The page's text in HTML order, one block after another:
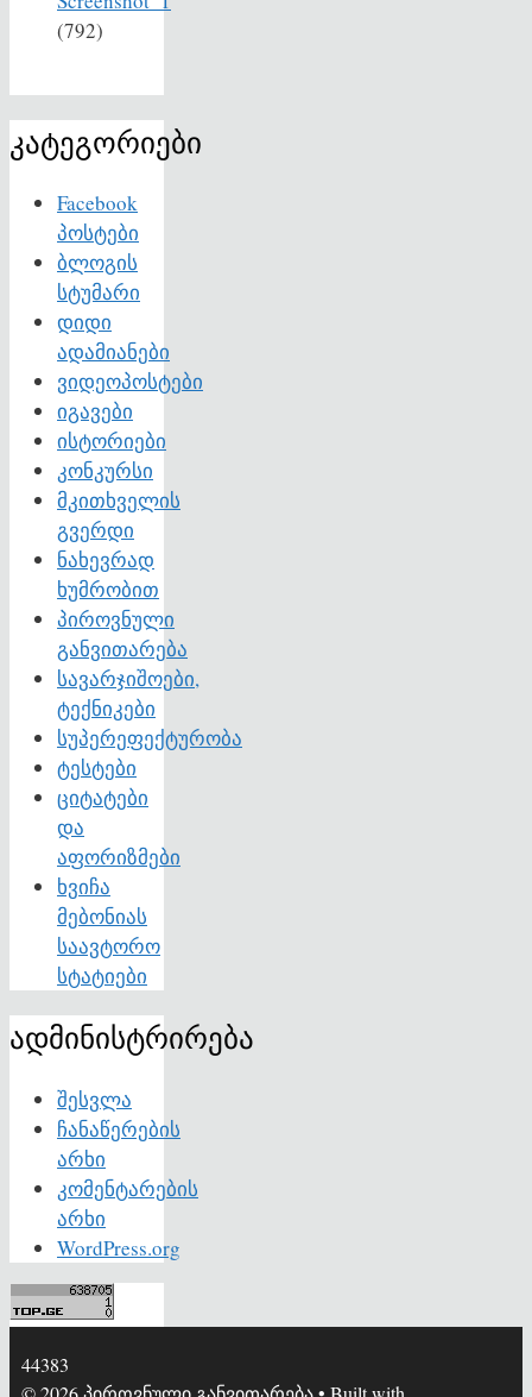
(792)
კატეგორიები
Facebook
პოსტები
ბლოგის
სტუმარი
დიდი
ადამიანები
ვიდეოპოსტები
იგავები
ისტორიები
კონკურსი
მკითხველის
გვერდი
ნახევრად
ხუმრობით
პიროვნული
განვითარება
სავარჯიშოები,
ტექნიკები
სუპერეფექტურობა
ტესტები
ციტატები
და
აფორიზმები
ხვიჩა
მებონიას
საავტორო
სტატიები
ადმინისტრირება
შესვლა
ჩანაწერების
არხი
კომენტარების
არხი
WordPress.org
44383